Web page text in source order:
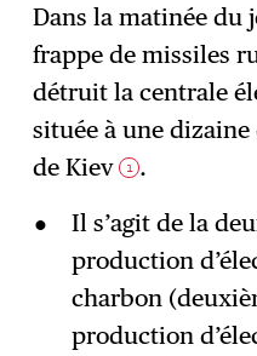
→ S'abonner
Dans la matinée du
frappe de missiles
détruit la centrale
située à une
de Kiev 1 .
Il s’agit de la
production
charbon
production